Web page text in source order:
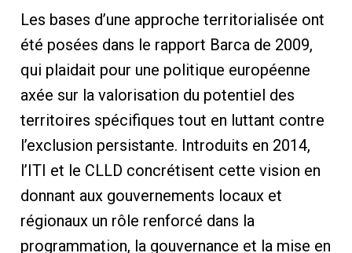
Les bases d’une approche territorialisée ont
été posées dans le rapport Barca de 2009,
qui plaidait pour une politique européenne
axée sur la valorisation du potentiel des
territoires spécifiques tout en luttant contre
l’exclusion persistante. Introduits en 2014,
l’ITI et le CLLD concrétisent cette vision en
donnant aux gouvernements locaux et
régionaux un rôle renforcé dans la
programmation, la gouvernance et la mise en